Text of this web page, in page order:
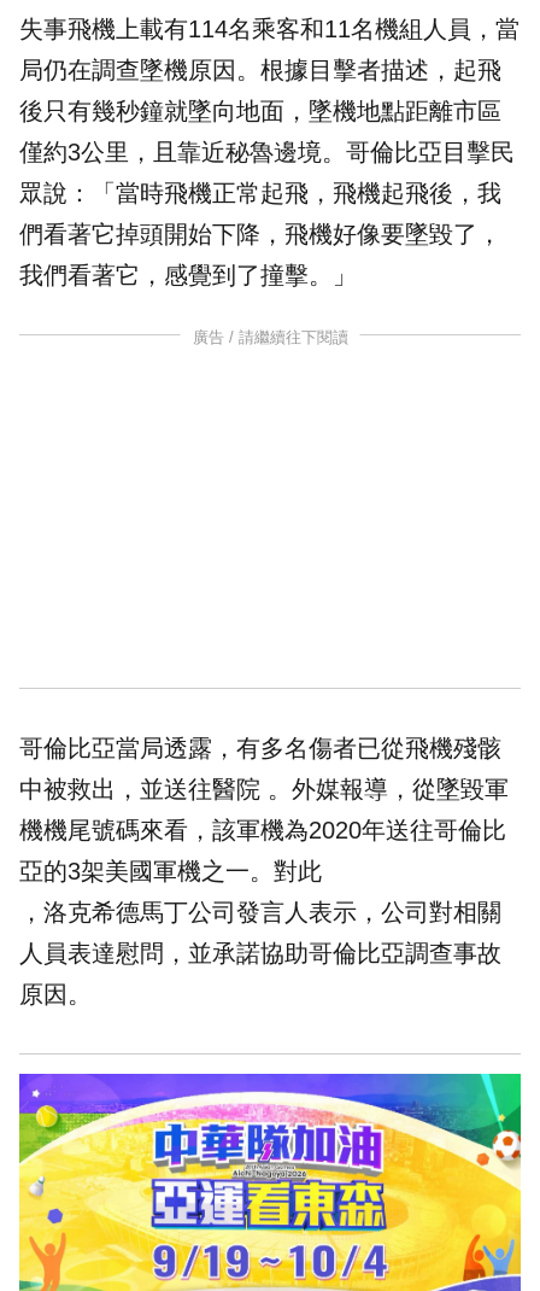
失事飛機上載有114名乘客和11名機組人員，當
局仍在調查墜機原因。根據目擊者描述，起飛
後只有幾秒鐘就墜向地面，墜機地點距離市區
僅約3公里，且靠近秘魯邊境。哥倫比亞目擊民
眾說：「當時飛機正常起飛，飛機起飛後，我
們看著它掉頭開始下降，飛機好像要墜毀了，
我們看著它，感覺到了撞擊。」
廣告 / 請繼續往下閱讀
哥倫比亞當局透露，有多名傷者已從飛機殘骸
中被救出，並送往醫院 。外媒報導，從墜毀軍
機機尾號碼來看，該軍機為2020年送往哥倫比
亞的3架美國軍機之一。對此
，洛克希德馬丁公司發言人表示，公司對相關
人員表達慰問，並承諾協助哥倫比亞調查事故
原因。